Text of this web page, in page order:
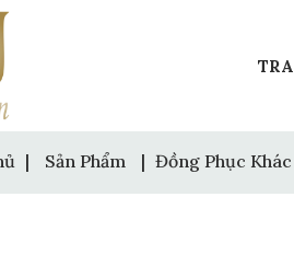
| Sản Phẩm | Đồng Phục Khác